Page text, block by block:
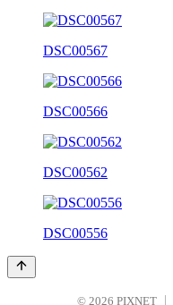
DSC00567
DSC00566
DSC00562
DSC00556
© 2026 PIXNET